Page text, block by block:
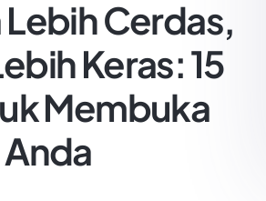
Cerdas,
Keras: 15
Membuka